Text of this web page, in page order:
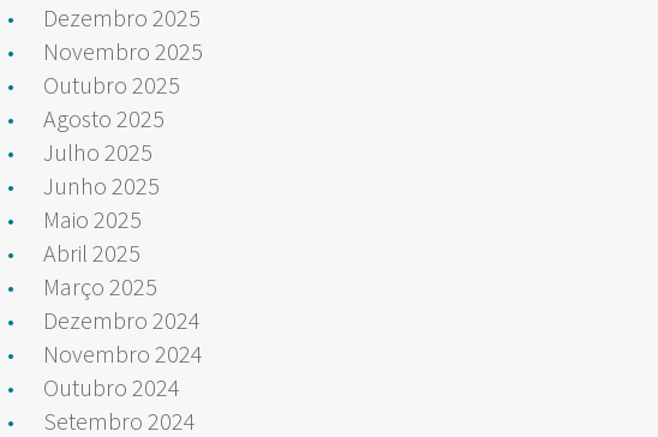
Dezembro 2025
Novembro 2025
Outubro 2025
Agosto 2025
Julho 2025
Junho 2025
Maio 2025
Abril 2025
Março 2025
Dezembro 2024
Novembro 2024
Outubro 2024
Setembro 2024